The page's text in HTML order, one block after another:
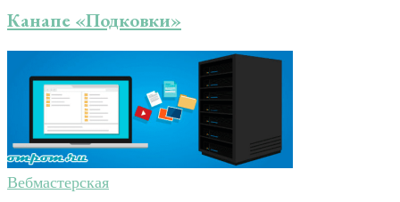
Канапе «Подковки»
Вебмастерская